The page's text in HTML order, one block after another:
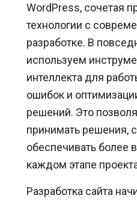
WordPress, сочетая
технологии с
разработке. В
используем
интеллекта для
ошибок и
решений. Это
принимать решения,
обеспечивать более
каждом этапе
Разработка сайта